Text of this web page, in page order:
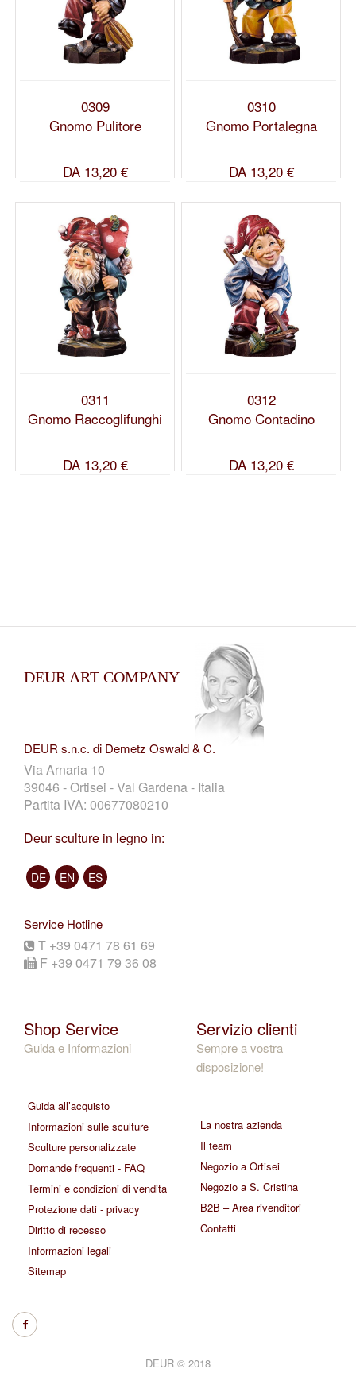
0309
Gnomo Pulitore
DA13,20 €
0310
Gnomo Portalegna
DA13,20 €
0311
Gnomo Raccoglifunghi
DA13,20 €
0312
Gnomo Contadino
DA13,20 €
DEUR ART COMPANY
DEUR s.n.c. di Demetz Oswald & C.
Via Arnaria 10
39046 - Ortisei - Val Gardena - Italia
Partita IVA: 00677080210
Deur sculture in legno in:
DE EN ES
Service Hotline
T +39 0471 78 61 69
F +39 0471 79 36 08
Shop Service
Guida e Informazioni
Guida all’acquisto
Informazioni sulle sculture
Sculture personalizzate
Domande frequenti - FAQ
Termini e condizioni di vendita
Protezione dati - privacy
Diritto di recesso
Informazioni legali
Sitemap
Servizio clienti
Sempre a vostra
disposizione!
La nostra azienda
Il team
Negozio a Ortisei
Negozio a S. Cristina
B2B – Area rivenditori
Contatti
DEUR © 2018